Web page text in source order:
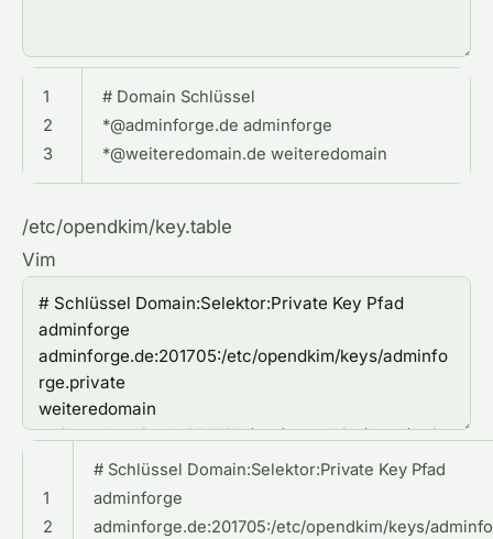
1
2
3
# Domain Schlüssel
*@adminforge.de adminforge
*@weiteredomain.de weiteredomain
/etc/opendkim/key.table
Vim
1
2
# Schlüssel Domain:Selektor:Private Key Pfad
adminforge
adminforge.de:201705:/etc/opendkim/keys/